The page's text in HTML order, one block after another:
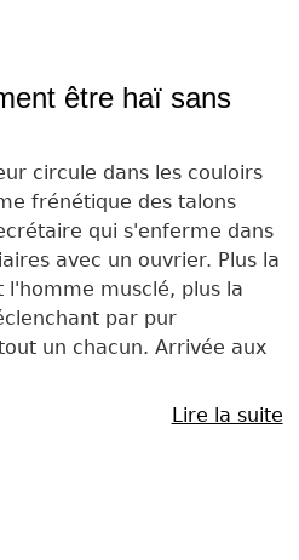
être haï sans
circule dans les couloirs
frénétique des talons
qui s'enferme dans
avec un ouvrier. Plus la
musclé, plus la
par pur
un chacun. Arrivée aux
Lire la suite